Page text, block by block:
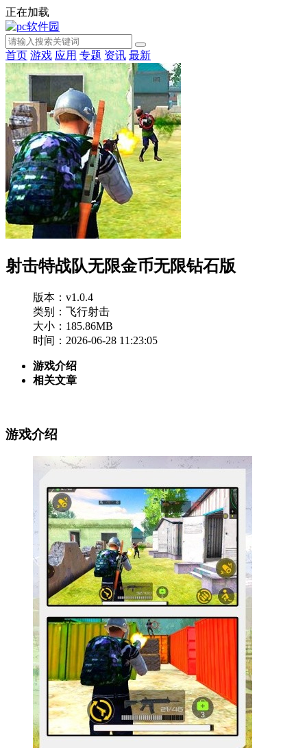
正在加载
首页 游戏 应用 专题 资讯 最新
射击特战队无限金币无限钻石版
版本：v1.0.4
类别：飞行射击
大小：185.86MB
时间：2026-06-28 11:23:05
游戏介绍
相关文章
游戏介绍